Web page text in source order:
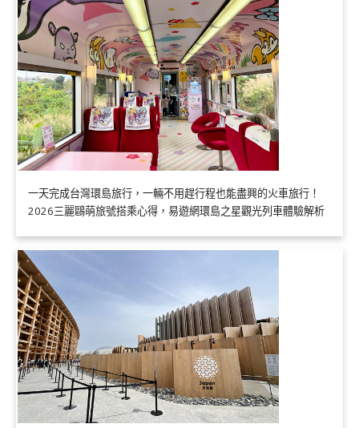
一天完成台灣環島旅行，一輛不用趕行程也能盡興的火車旅行！
2026三麗鷗萌旅號搭乘心得，易遊網環島之星觀光列車體驗解析